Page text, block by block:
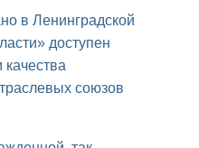
в Ленинградской
доступен
союзов